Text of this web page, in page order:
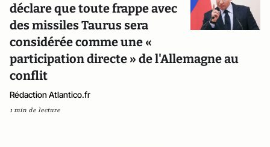
déclare que toute frappe avec
des missiles Taurus sera
considérée comme une «
participation directe » de l'Allemagne au
conflit
Rédaction Atlantico.fr
1 min de lecture